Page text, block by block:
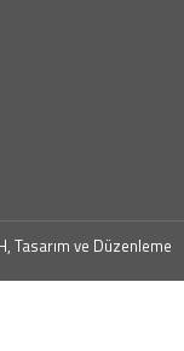
Tasarım ve Düzenleme